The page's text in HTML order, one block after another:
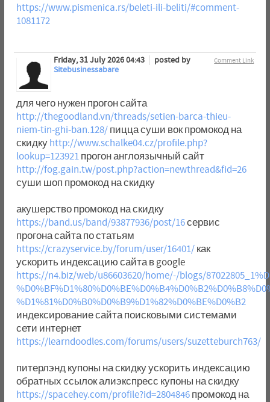
https://www.pismenica.rs/beleti-ili-beliti/#comment-
1081172
Comment Link
Friday, 31 July 2026 04:43
posted by
Sitebusinessabare
для чего нужен прогон сайта
http://thegoodland.vn/threads/setien-barca-thieu-
niem-tin-ghi-ban.128/пицца суши вок промокод на
скидку http://www.schalke04.cz/profile.php?
lookup=123921прогон англоязычный сайт
http://fog.gain.tw/post.php?action=newthread&fid=26
суши шоп промокод на скидку
акушерство промокод на скидку
https://band.us/band/93877936/post/16сервис
прогона сайта по статьям
https://crazyservice.by/forum/user/16401/как
ускорить индексацию сайта в google
https://n4.biz/web/u86603620/home/-/blogs/
%D1%81%D0%B0%D0%B9%D1%82%D0%BE%D0%B2
индексирование сайта поисковыми системами
сети интернет
https://learndoodles.com/forums/users/suzetteburch763/
питерлэнд купоны на скидку ускорить индексацию
обратных ссылок алиэкспресс купоны на скидку
https://spacehey.com/profile?id=2804846промокод на